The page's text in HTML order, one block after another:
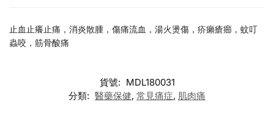
止血止癢止痛，消炎散腫，傷痛流血，湯火燙傷，疥癩瘡癤，蚊叮
蟲咬，筋骨酸痛
貨號: MDL180031
分類: 醫藥保健, 常見痛症, 肌肉痛